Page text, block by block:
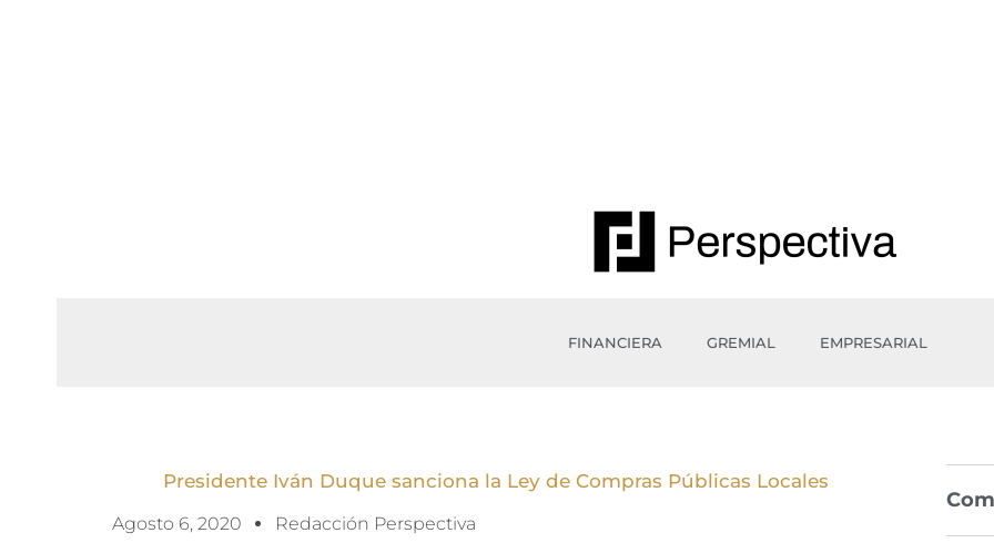
FINANCIERA GREMIAL EMPRESARIAL
Presidente Iván Duque sanciona la Ley de Compras Públicas Locales
Agosto 6, 2020 Redacción Perspectiva